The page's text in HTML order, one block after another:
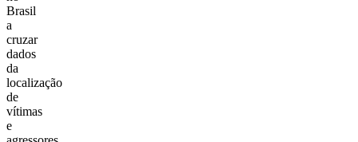
Brasil
a
cruzar
dados
da
localização
de
vítimas
e